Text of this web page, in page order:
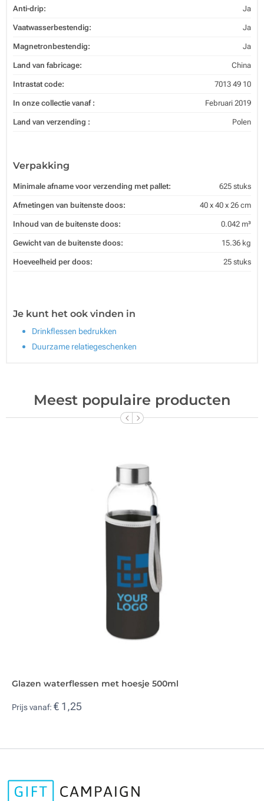
Anti-drip: Ja
Vaatwasserbestendig: Ja
Magnetronbestendig: Ja
Land van fabricage: China
Intrastat code: 7013 49 10
In onze collectie vanaf : Februari 2019
Land van verzending : Polen
Verpakking
Minimale afname voor verzending met pallet: 625 stuks
Afmetingen van buitenste doos: 40 x 40 x 26 cm
Inhoud van de buitenste doos: 0.042 m³
Gewicht van de buitenste doos: 15.36 kg
Hoeveelheid per doos: 25 stuks
Je kunt het ook vinden in
Drinkflessen bedrukken
Duurzame relatiegeschenken
Meest populaire producten
Glazen waterflessen met hoesje 500ml
Prijs vanaf: € 1,25